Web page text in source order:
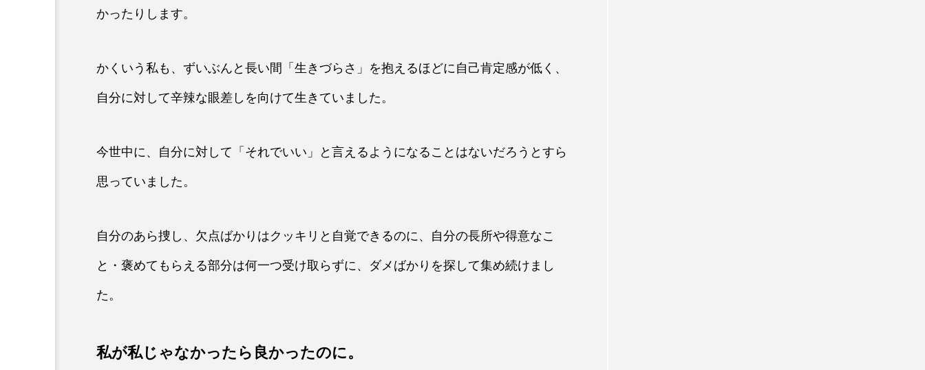
かったりします。
かくいう私も、ずいぶんと長い間「生きづらさ」を抱えるほどに自己肯定感が低く、
自分に対して辛辣な眼差しを向けて生きていました。
今世中に、自分に対して「それでいい」と言えるようになることはないだろうとすら
思っていました。
自分のあら捜し、欠点ばかりはクッキリと自覚できるのに、自分の長所や得意なこ
と・褒めてもらえる部分は何一つ受け取らずに、ダメばかりを探して集め続けまし
た。
私が私じゃなかったら良かったのに。